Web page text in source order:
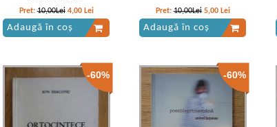
Pret:10,00Lei 4,00 Lei
Adaugă în coș
Pret:10,00Lei 5,00 Lei
Adaugă în coș
-60% -60%